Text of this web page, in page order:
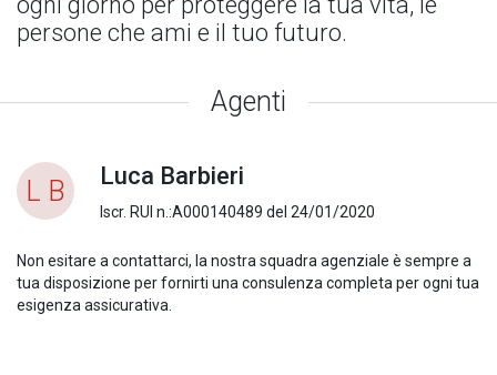
persone che ami e il tuo futuro.
Agenti
L B Luca Barbieri
Iscr. RUI n.:A000140489 del 24/01/2020
Non esitare a contattarci, la nostra squadra agenziale è sempre a
tua disposizione per fornirti una consulenza completa per ogni tua
esigenza assicurativa.